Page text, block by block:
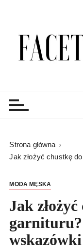
Strona główna
Jak złożyć chustkę
MODA MĘSKA
Jak
wskazówki